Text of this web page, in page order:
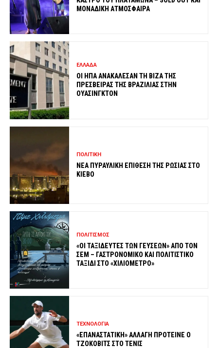
ΜΟΝΑΔΙΚΗ ΑΤΜΟΣΦΑΙΡΑ
ΕΛΛΑΔΑ
ΟΙ ΗΠΑ ΑΝΑΚΑΛΕΣΑΝ ΤΗ ΒΙΖΑ ΤΗΣ
ΠΡΕΣΒΕΙΡΑΣ ΤΗΣ ΒΡΑΖΙΛΙΑΣ ΣΤΗΝ
ΟΥΑΣΙΝΓΚΤΟΝ
ΠΟΛΙΤΙΚΗ
ΝΕΑ ΠΥΡΑΥΛΙΚΗ ΕΠΙΘΕΣΗ ΤΗΣ ΡΩΣΙΑΣ ΣΤΟ
ΚΙΕΒΟ
ΠΟΛΙΤΙΣΜΟΣ
«ΟΙ ΤΑΞΙΔΕΥΤΕΣ ΤΩΝ ΓΕΥΣΕΩΝ» ΑΠΟ ΤΟΝ
ΣΕΜ – ΓΑΣΤΡΟΝΟΜΙΚΟ ΚΑΙ ΠΟΛΙΤΙΣΤΙΚΟ
ΤΑΞΙΔΙ ΣΤΟ «ΧΙΛΙΟΜΕΤΡΟ»
ΤΕΧΝΟΛΟΓΙΑ
«ΕΠΑΝΑΣΤΑΤΙΚΗ» ΑΛΛΑΓΗ ΠΡΟΤΕΙΝΕ Ο
ΤΖΟΚΟΒΙΤΣ ΣΤΟ ΤΕΝΙΣ